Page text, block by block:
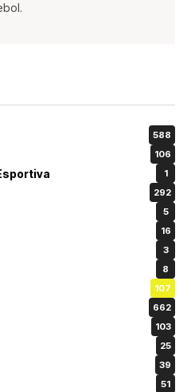
588
106
1
292
5
16
3
8
107
662
103
25
39
51